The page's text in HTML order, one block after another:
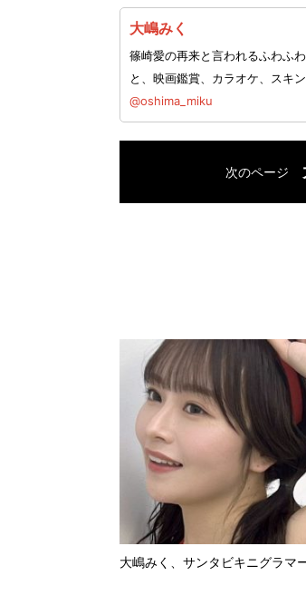
大嶋みく
篠崎愛の再来と言われるふわふ
と、映画鑑賞、カラオケ、スキ
@oshima_miku
次のページ
大嶋みく、サンタビキニグラマ